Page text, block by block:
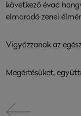
következő évad
elmaradó zenei
Vigyázzanak az
Megértésüket,